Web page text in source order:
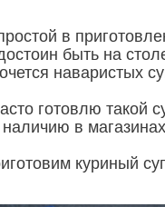
в
быть на
наваристых
готовлю такой
в
куриный